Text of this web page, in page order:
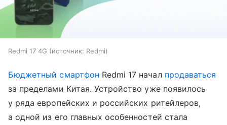
Redmi 17 4G источник: Redmi
Бюджетный смартфон Redmi 17 начал продаваться
за пределами Китая. Устройство уже появилось
у ряда европейских и российских ритейлеров,
а одной из его главных особенностей стала